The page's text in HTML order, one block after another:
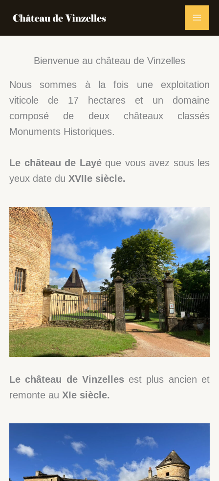
contenu
Bienvenue au château de Vinzelles
Nous sommes à la fois une exploitation
viticole de 17 hectares et un domaine
composé de deux châteaux classés
Monuments Historiques.
Le château de Layé que vous avez sous les
yeux date du XVIIe siècle.
Le château de Vinzellesest plus ancien et
remonte au XIe siècle.